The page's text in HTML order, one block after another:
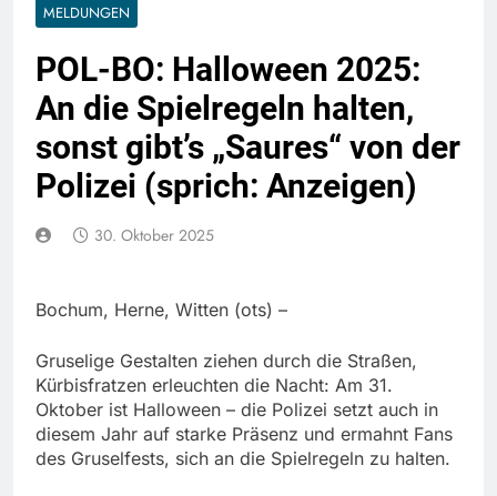
MELDUNGEN
POL-BO: Halloween 2025:
An die Spielregeln halten,
sonst gibt’s „Saures“ von der
Polizei (sprich: Anzeigen)
30. Oktober 2025
Bochum, Herne, Witten (ots) –
Gruselige Gestalten ziehen durch die Straßen,
Kürbisfratzen erleuchten die Nacht: Am 31.
Oktober ist Halloween – die Polizei setzt auch in
diesem Jahr auf starke Präsenz und ermahnt Fans
des Gruselfests, sich an die Spielregeln zu halten.